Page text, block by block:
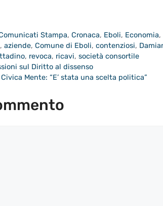
Stampa,Cronaca, Eboli, Economia,
,aziende,Comune di Eboli,contenziosi,
, revoca, ricavi, società consortile
sul Diritto al dissenso
Mente: “E’ stata una scelta politica”